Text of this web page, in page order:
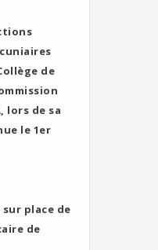
de
lors de sa
le 1er
place de
de